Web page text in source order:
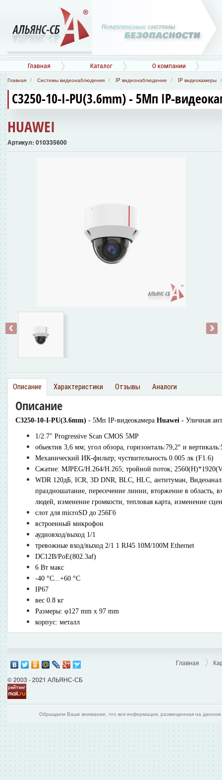
Главная Каталог О компании
Главная Системы видеонаблюдения IP видеонаблюдение IP видеокамеры
C3250-10-I-PU(3.6mm) - 5Мп IP-
HUAWEI
Артикул: 010335600
‹ ›
Описание Характеристики Отзывы Аналоги
Описание
C3250-10-I-PU(3.6mm) - 5Мп IP-видеокамера Huawei - Уличная
1/2.7" Progressive Scan CMOS 5MP
обьектив 3,6 мм; угол обзора, горизонталь:79,2° и
Механический ИК-фильтр; чуствительность 0.005 лк (F1.6)
Сжатие: MJPEG/H.264/H.265; тройной поток;
WDR 120дБ, ICR, 3D DNR, BLC, HLC, антитуман,
праздношатание, пересечение линии, вторжение в область,
людей, изменение громкости, тепловая карта, изменение
cлот для microSD до 256Гб
встроенный микрофон
аудиовход/выход 1/1
тревожные вход/выход 2/1 1 RJ45 10M/100M Ethernet
DC12В/PoE(802.3af)
6 Вт макс
-40 °C...+60 °C
IP67
вес 0.8 кг
Размеры: φ127 mm x 97 mm
корпус: металл
© 2003 - 2021 АЛЬЯНС-СБ
Главная
Обращаем Ваше внимание, что вся информация, размещенная на данном